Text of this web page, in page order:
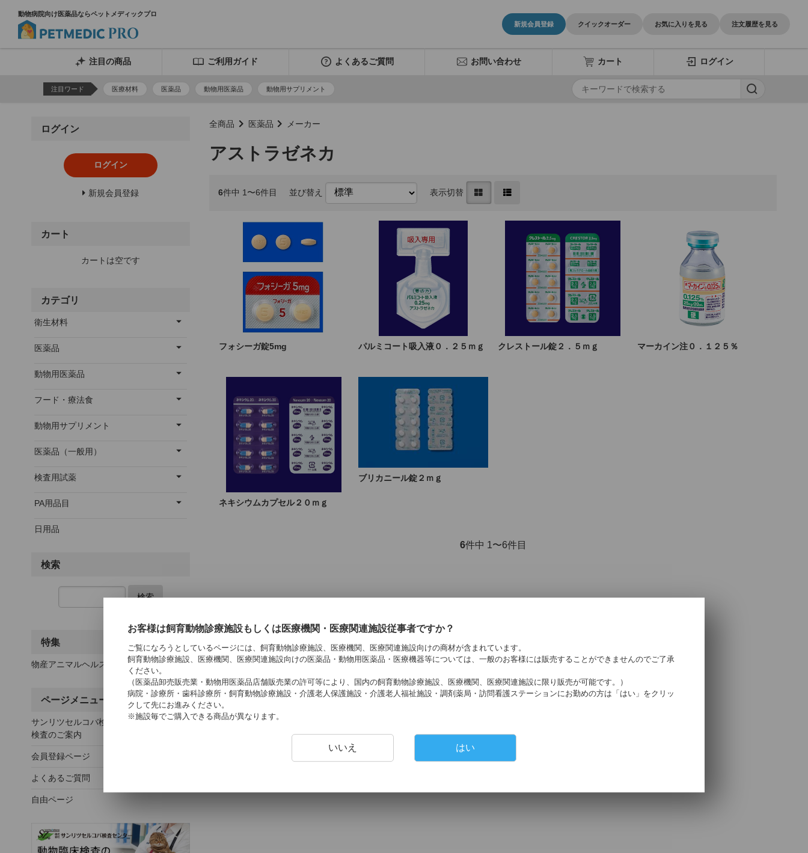
動物病院向け医薬品ならペットメディックプロ
新規会員登録
クイックオーダー お気に入りを見る 注文履歴を見る
注目の商品 ご利用ガイド よくあるご質問 お問い合わせ カート ログイン
注目ワード 医療材料 医薬品 動物用医薬品 動物用サプリメント
全商品 医薬品 メーカー
アストラゼネカ
6件中 1〜6件目 並び替え 表示切替
フォシーガ錠5mg パルミコート吸入液０．２５ｍｇ クレストール錠２．５ｍｇ マーカイン注０．１２５％
ネキシウムカプセル２０ｍｇ
ブリカニール錠２ｍｇ
6件中 1〜6件目
ログイン
ログイン
新規会員登録
カート
カートは空です
カテゴリ
衛生材料
医薬品
動物用医薬品
フード・療法食
動物用サプリメント
医薬品（一般用）
検査用試薬
PA用品目
日用品
検索
検索
特集
物産アニマルヘルス
ページメニュー
サンリツセルコバ検査センター 動物臨床
検査のご案内
会員登録ページ
よくあるご質問
自由ページ
お客様は飼育動物診療施設もしくは医療機関・医療関連施設従事者ですか？
ご覧になろうとしているページには、飼育動物診療施設、医療機関、医療関連施設向けの商材が含まれています。
飼育動物診療施設、医療機関、医療関連施設向けの医薬品・動物用医薬品・医療機器等については、一般のお客様には販売することができませんのでご了承
ください。
（医薬品卸売販売業・動物用医薬品店舗販売業の許可等により、国内の飼育動物診療施設、医療機関、医療関連施設に限り販売が可能です。）
病院・診療所・歯科診療所・飼育動物診療施設・介護老人保護施設・介護老人福祉施設・調剤薬局・訪問看護ステーションにお勤めの方は「はい」をクリッ
クして先にお進みください。
※施設毎でご購入できる商品が異なります。
いいえ はい